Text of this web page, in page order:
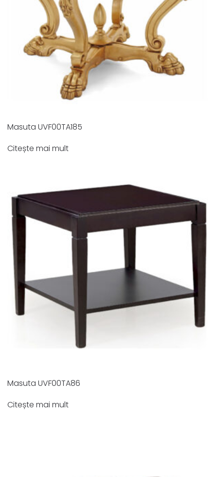
Masuta UVF00TA185
Citește mai mult
Masuta UVF00TA86
Citește mai mult